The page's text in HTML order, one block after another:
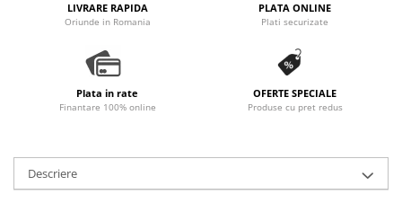
LIVRARE RAPIDA
Oriunde in Romania
PLATA ONLINE
Plati securizate
Plata in rate
Finantare 100% online
OFERTE SPECIALE
Produse cu pret redus
Descriere